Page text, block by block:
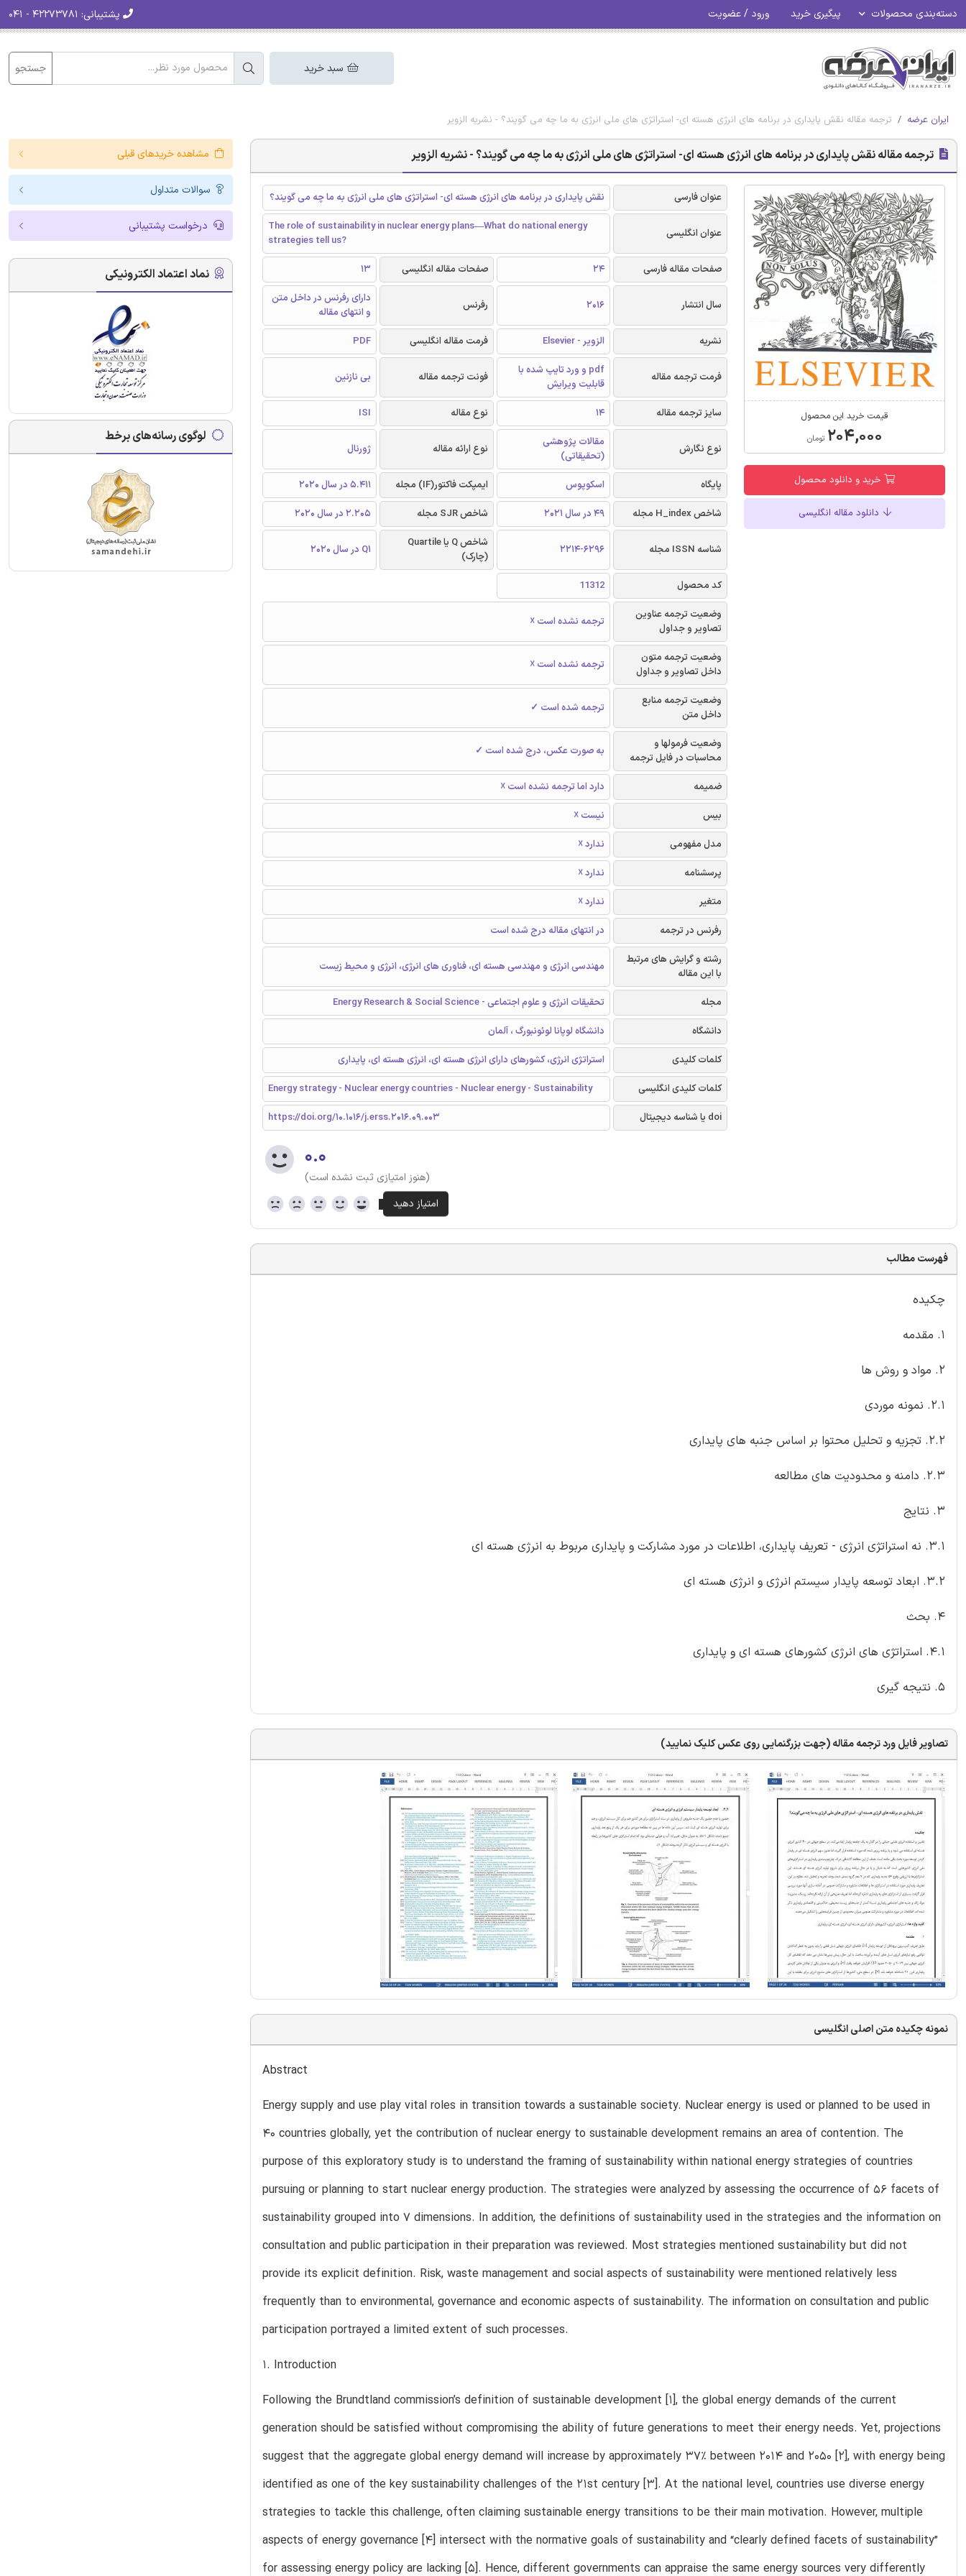
دسته‌بندی محصولات پیگیری خرید ورود / عضویت پشتیبانی:
سبد خرید جستجو
ایران عرضه ترجمه مقاله نقش پایداری در برنامه های انرژی هسته ای- استراتژی های ملی انرژی به ما چه می گویند؟ - نشریه الزویر
ترجمه مقاله نقش پایداری در برنامه های انرژی هسته ای- استراتژی های ملی انرژی به ما چه می گویند؟ - نشریه الزویر
قیمت خرید این محصول
۲۰۴,۰۰۰ تومان
خرید و دانلود محصول
دانلود مقاله انگلیسی
عنوان فارسی نقش پایداری در برنامه های انرژی هسته ای- استراتژی های ملی انرژی به ما چه می گویند؟
عنوان انگلیسی
The role of sustainability in nuclear energy plans—What do national energy
strategies tell us?
صفحات مقاله فارسی
24 صفحات مقاله انگلیسی 13
سال انتشار 2016 رفرنس
دارای رفرنس در داخل متن
و انتهای مقاله
نشریه
الزویر - Elsevier فرمت مقاله انگلیسی PDF
فرمت ترجمه مقاله
pdf و ورد تایپ شده با
قابلیت ویرایش
فونت ترجمه مقاله بی نازنین
سایز ترجمه مقاله 14 نوع مقاله ISI
نوع نگارش
مقالات پژوهشی
(تحقیقاتی)
نوع ارائه مقاله ژورنال
پایگاه اسکوپوس ایمپکت فاکتور(IF) مجله
5.411 در سال 2020
شاخص H_index مجله
49 در سال 2021 شاخص SJR مجله 2.205 در سال 2020
شناسه ISSN مجله 2214-6296
شاخص Q یا Quartile
(چارک)
Q1 در سال 2020
کد محصول
11312
وضعیت ترجمه عناوین
تصاویر و جداول
ترجمه نشده است ☓
وضعیت ترجمه متون
داخل تصاویر و جداول
ترجمه نشده است ☓
وضعیت ترجمه منابع
داخل متن
ترجمه شده است ✓
وضعیت فرمولها و
محاسبات در فایل ترجمه
به صورت عکس، درج شده است ✓
ضمیمه
دارد اما ترجمه نشده است ☓
بیس
نیست ☓
مدل مفهومی
ندارد ☓
پرسشنامه
ندارد ☓
متغیر
ندارد ☓
رفرنس در ترجمه
در انتهای مقاله درج شده است
رشته و گرایش های مرتبط
با این مقاله
مهندسی انرژی و مهندسی هسته ای، فناوری های انرژی، انرژی و محیط زیست
مجله
تحقیقات انرژی و علوم اجتماعی - Energy Research & Social Science
دانشگاه
دانشگاه لوپانا لوئونبورگ ، آلمان
کلمات کلیدی
استراتژی انرژی، کشورهای دارای انرژی هسته ای، انرژی هسته ای، پایداری
کلمات کلیدی انگلیسی
Energy strategy - Nuclear energy countries - Nuclear energy - Sustainability
doi یا شناسه دیجیتال
https://doi.org/10.1016/j.erss.2016.09.003
۰.۰
(هنوز امتیازی ثبت نشده است)
فهرست مطالب
چکیده
1. مقدمه
2. مواد و روش ها
2.1. نمونه موردی
2.2. تجزیه و تحلیل محتوا بر اساس جنبه های پایداری
2.3. دامنه و محدودیت های مطالعه
3. نتایج
3.1. نه استراتژی انرژی - تعریف پایداری، اطلاعات در مورد مشارکت و پایداری مربوط به انرژی هسته ای
3.2. ابعاد توسعه پایدار سیستم انرژی و انرژی هسته ای
4. بحث
4.1. استراتژی های انرژی کشورهای هسته ای و پایداری
5. نتیجه گیری
تصاویر فایل ورد ترجمه مقاله (جهت بزرگنمایی روی عکس کلیک نمایید)
نمونه چکیده متن اصلی انگلیسی
Abstract
Energy supply and use play vital roles in transition towards a sustainable society. Nuclear energy is used or planned to be used in
40 countries globally, yet the contribution of nuclear energy to sustainable development remains an area of contention. The
purpose of this exploratory study is to understand the framing of sustainability within national energy strategies of countries
pursuing or planning to start nuclear energy production. The strategies were analyzed by assessing the occurrence of 56 facets of
sustainability grouped into 7 dimensions. In addition, the definitions of sustainability used in the strategies and the information on
consultation and public participation in their preparation was reviewed. Most strategies mentioned sustainability but did not
provide its explicit definition. Risk, waste management and social aspects of sustainability were mentioned relatively less
frequently than to environmental, governance and economic aspects of sustainability. The information on consultation and public
participation portrayed a limited extent of such processes.
1. Introduction
Following the Brundtland commission’s definition of sustainable development [1], the global energy demands of the current
generation should be satisfied without compromising the ability of future generations to meet their energy needs. Yet, projections
suggest that the aggregate global energy demand will increase by approximately 37% between 2014 and 2050 [2], with energy being
identified as one of the key sustainability challenges of the 21st century [3]. At the national level, countries use diverse energy
strategies to tackle this challenge, often claiming sustainable energy transitions to be their main motivation. However, multiple
aspects of energy governance [4] intersect with the normative goals of sustainability and “clearly defined facets of sustainability”
for assessing energy policy are lacking [5]. Hence, different governments can appraise the same energy sources very differently
مشاهده خریدهای قبلی
سوالات متداول
درخواست پشتیبانی
نماد اعتماد الکترونیکی
لوگوی رسانه‌های برخط